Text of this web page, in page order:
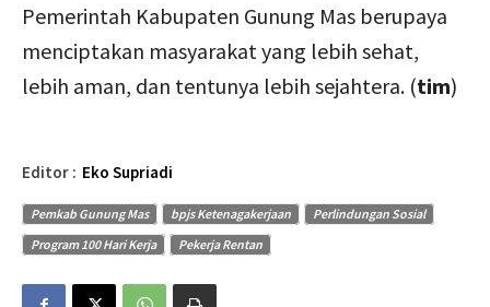
Pemerintah Kabupaten Gunung Mas berupaya
menciptakan masyarakat yang lebih sehat,
lebih aman, dan tentunya lebih sejahtera. (tim)
Editor : Eko Supriadi
Pemkab Gunung Mas bpjs Ketenagakerjaan
Perlindungan Sosial
Program 100 Hari Kerja
Pekerja Rentan